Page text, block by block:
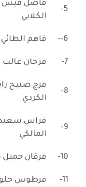
5-
فاضل قيس
الكلابي
6-- فاهم الطائي
7- فرحان غالب
8-
فرج صبيح
الكردي
9-
فراس
المالكي
10- فرقان جميل
11- فرطوس